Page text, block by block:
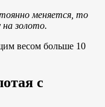
меняется, то
золото.
весом больше 10
с